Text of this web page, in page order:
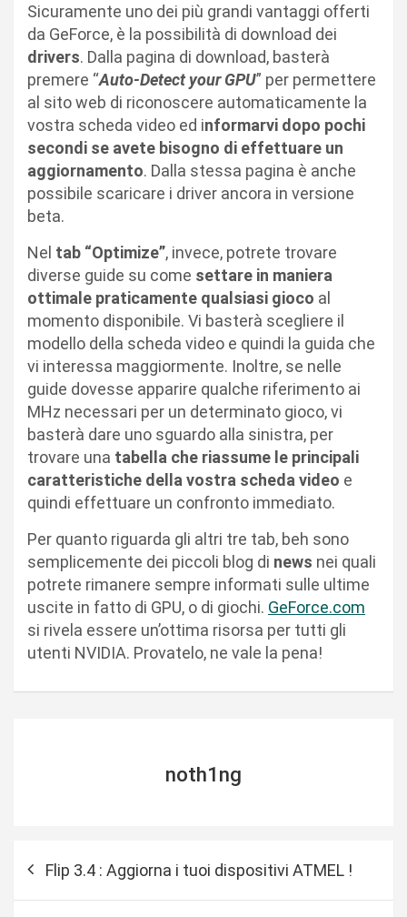
Sicuramente uno dei più grandi vantaggi offerti
da GeForce, è la possibilità di download dei
drivers. Dalla pagina di download, basterà
premere “Auto-Detect your GPU” per permettere
al sito web di riconoscere automaticamente la
vostra scheda video ed informarvi dopo pochi
secondi se avete bisogno di effettuare un
aggiornamento. Dalla stessa pagina è anche
possibile scaricare i driver ancora in versione
beta.
Nel tab “Optimize”, invece, potrete trovare
diverse guide su come settare in maniera
ottimale praticamente qualsiasi gioco al
momento disponibile. Vi basterà scegliere il
modello della scheda video e quindi la guida che
vi interessa maggiormente. Inoltre, se nelle
guide dovesse apparire qualche riferimento ai
MHz necessari per un determinato gioco, vi
basterà dare uno sguardo alla sinistra, per
trovare una tabella che riassume le principali
caratteristiche della vostra scheda video e
quindi effettuare un confronto immediato.
Per quanto riguarda gli altri tre tab, beh sono
semplicemente dei piccoli blog di news nei quali
potrete rimanere sempre informati sulle ultime
uscite in fatto di GPU, o di giochi. GeForce.com
si rivela essere un’ottima risorsa per tutti gli
utenti NVIDIA. Provatelo, ne vale la pena!
noth1ng
Flip 3.4 : Aggiorna i tuoi dispositivi ATMEL !